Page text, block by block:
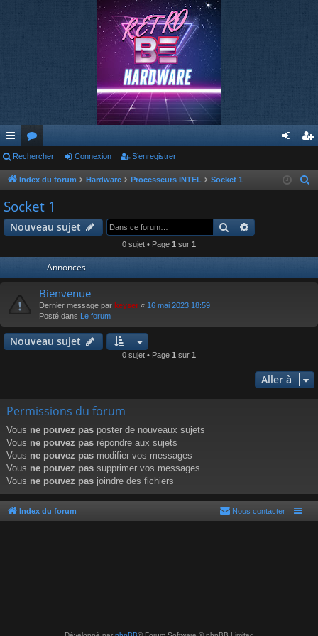
cc
ès
ra
pi
or
u
m
s
ne nr
Rechercher Connexion S’enregistrer
Index du forum Hardware Processeurs INTEL Socket 1
r
Socket 1
Nouveau sujet Rechercher
0 sujet • Page 1 sur 1
Annonces
Bienvenue
Dernier message par keyser « 16 mai 2023 18:59
Posté dans Le forum
Nouveau sujet
0 sujet • Page 1 sur 1
Aller à
Permissions du forum
Vous ne pouvez pas poster de nouveaux sujets
Vous ne pouvez pas répondre aux sujets
Vous ne pouvez pas modifier vos messages
Vous ne pouvez pas supprimer vos messages
Vous ne pouvez pas joindre des fichiers
Index du forum Nous contacter